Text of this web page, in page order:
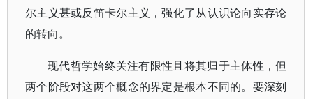
尔主义甚或反笛卡尔主义，强化了从认识论向实存论
的转向。
现代哲学始终关注有限性且将其归于主体性，但
两个阶段对这两个概念的界定是根本不同的。要深刻